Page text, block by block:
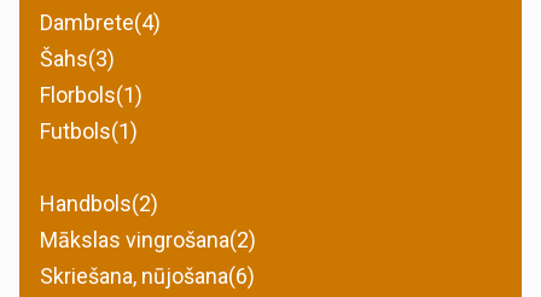
Dambrete(4)
Šahs(3)
Florbols(1)
Futbols(1)
Handbols(2)
Mākslas vingrošana(2)
Skriešana, nūjošana(6)